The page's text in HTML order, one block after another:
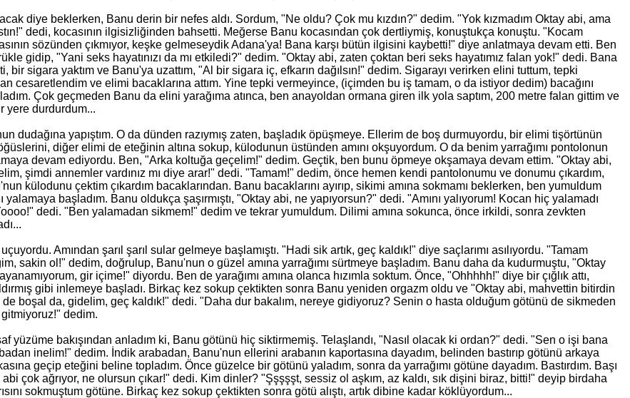
diye beklerken, Banu derin bir nefes aldı. Sordum, "Ne oldu? Çok mu kızdın?" dedim. "Yok kızmadım Oktay abi, ama
dedi, kocasının ilgisizliğinden bahsetti. Meğerse Banu kocasından çok dertliymiş, konuştukça konuştu. "Kocam
sözünden çıkmıyor, keşke gelmeseydik Adana'ya! Bana karşı bütün ilgisini kaybetti!" diye anlatmaya devam etti. Ben
gidip, "Yani seks hayatınızı da mı etkiledi?" dedim. "Oktay abi, zaten çoktan beri seks hayatımız falan yok!" dedi. Bana
bir sigara yaktım ve Banu'ya uzattım, "Al bir sigara iç, efkarın dağılsın!" dedim. Sigarayı verirken elini tuttum, tepki
cesaretlendim ve elimi bacaklarına attım. Yine tepki vermeyince, (içimden bu iş tamam, o da istiyor dedim) bacağını
Çok geçmeden Banu da elini yarağıma atınca, ben anayoldan ormana giren ilk yola saptım, 200 metre falan gittim ve
yere durdurdum...
dudağına yapıştım. O da dünden razıymış zaten, başladık öpüşmeye. Ellerim de boş durmuyordu, bir elimi tişörtünün
diğer elimi de eteğinin altına sokup, külodunun üstündenamını okşuyordum. O da benim yarrağımı pontolonun
devam ediyordu. Ben, "Arka koltuğa geçelim!" dedim. Geçtik, ben bunu öpmeye okşamaya devam ettim. "Oktay abi,
şimdi annemler vardınız mı diye arar!" dedi. "Tamam!" dedim, önce hemen kendi pantolonumu ve donumu çıkardım,
külodunu çektim çıkardım bacaklarından. Banu bacaklarını ayırıp, sikimiamına sokmamı beklerken, ben yumuldum
yalamaya başladım. Banu oldukça şaşırmıştı, "Oktay abi, ne yapıyorsun?" dedi. "Amını yalıyorum! Kocan hiç yalamadı
dedi. "Ben yalamadan sikmem!" dedim ve tekrar yumuldum. Dilimiamına sokunca, önce irkildi, sonra zevkten
Amından şarıl şarıl sular gelmeye başlamıştı. "Hadi sik artık, geç kaldık!" diye saçlarımı asılıyordu. "Tamam
sakin ol!" dedim, doğrulup, Banu'nun o güzelamına yarrağımı sürtmeye başladım. Banu daha da kudurmuştu, "Oktay
gir içime!" diyordu. Ben de yarağımıamına olanca hızımla soktum. Önce, "Ohhhhh!" diye bir çığlık attı,
gibi inlemeye başladı. Birkaç kez sokup çektikten sonra Banu yeniden orgazm oldu ve "Oktay abi, mahvettin bitirdin
boşal da, gidelim, geç kaldık!" dedi. "Daha dur bakalım, nereye gidiyoruz? Senin o hasta olduğum götünü de sikmeden
dedim.
yüzüme bakışından anladım ki, Banu götünü hiç siktirmemiş. Telaşlandı, "Nasıl olacak ki ordan?" dedi. "Sen o işi bana
inelim!" dedim. İndik arabadan, Banu'nun ellerini arabanın kaportasına dayadım, belinden bastırıp götünü arkaya
geçip eteğini beline topladım. Önce güzelce bir götünü yaladım, sonra da yarrağımı götüne dayadım. Bastırdım. Başı
çok ağrıyor, ne olursun çıkar!" dedi. Kim dinler? "Şşşşşt, sessiz ol aşkım, az kaldı, sık dişini biraz, bitti!" deyip birdaha
sokmuştum götüne. Birkaç kez sokup çektikten sonra götü alıştı, artık dibine kadar köklüyordum...